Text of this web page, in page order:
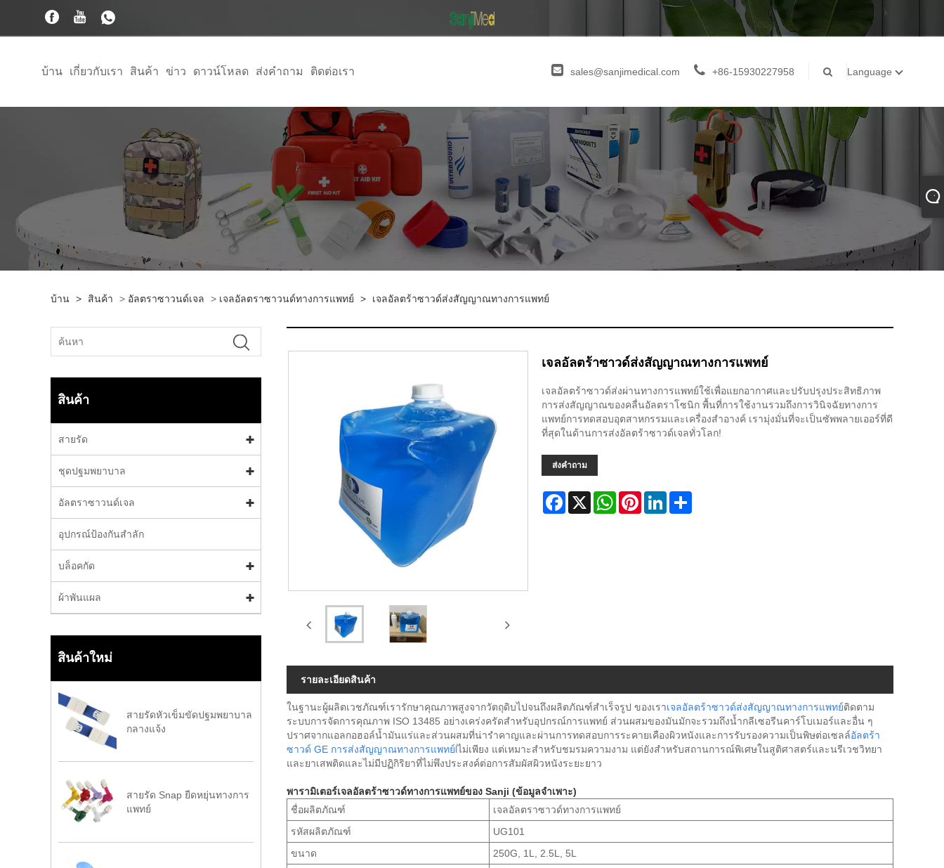
บ้าน เกี่ยวกับเรา สินค้า ข่าว ดาวน์โหลด ส่งคำถาม ติดต่อเรา sales@sanjimedical.com +86-15930227958 Language
บ้าน > สินค้า > อัลตราซาวนด์เจล > เจลอัลตราซาวนด์ทางการแพทย์ > เจลอัลตร้าซาวด์ส่งสัญญาณทางการแพทย์
สินค้า
สายรัด
ชุดปฐมพยาบาล
อัลตราซาวนด์เจล
อุปกรณ์ป้องกันสำลัก
บล็อคกัด
ผ้าพันแผล
สินค้าใหม่
สายรัดหัวเข็มขัดปฐมพยาบาล
กลางแจ้ง
สายรัด Snap ยืดหยุ่นทางการ
แพทย์
เจลอัลตร้าซาวด์ส่งสัญญาณทางการแพทย์
เจลอัลตร้าซาวด์ส่งผ่านทางการแพทย์ใช้เพื่อแยกอากาศและปรับปรุงประสิทธิภาพ
การส่งสัญญาณของคลื่นอัลตราโซนิก พื้นที่การใช้งานรวมถึงการวินิจฉัยทางการ
แพทย์การทดสอบอุตสาหกรรมและเครื่องสำอางค์ เรามุ่งมั่นที่จะเป็นซัพพลายเออร์ที่ดี
ที่สุดในด้านการส่งอัลตร้าซาวด์เจลทั่วโลก!
ส่งคำถาม
Facebook
X WhatsAppPinterestLinkedInShare
รายละเอียดสินค้า
ในฐานะผู้ผลิตเวชภัณฑ์เรารักษาคุณภาพสูงจากวัตถุดิบไปจนถึงผลิตภัณฑ์สำเร็จรูป ของเราเจลอัลตร้าซาวด์ส่งสัญญาณทางการแพทย์ติดตาม
ระบบการจัดการคุณภาพ ISO 13485 อย่างเคร่งครัดสำหรับอุปกรณ์การแพทย์ ส่วนผสมของมันมักจะรวมถึงน้ำกลีเซอรีนคาร์โบเมอร์และอื่น ๆ
ปราศจากแอลกอฮอล์น้ำมันแร่และส่วนผสมที่น่ารำคาญและผ่านการทดสอบการระคายเคืองผิวหนังและการรับรองความเป็นพิษต่อเซลล์อัลตร้า
ซาวด์ GE การส่งสัญญาณทางการแพทย์lไม่เพียง แต่เหมาะสำหรับชมรมความงาม แต่ยังสำหรับสถานการณ์พิเศษในสูติศาสตร์และนรีเวชวิทยา
และยาเสพติดและไม่มีปฏิกิริยาที่ไม่พึงประสงค์ต่อการสัมผัสผิวหนังระยะยาว
พารามิเตอร์เจลอัลตร้าซาวด์ทางการแพทย์ของ Sanji (ข้อมูลจำเพาะ)
ชื่อผลิตภัณฑ์
เจลอัลตราซาวด์ทางการแพทย์
รหัสผลิตภัณฑ์
UG101
ขนาด
250G, 1L, 2.5L, 5L